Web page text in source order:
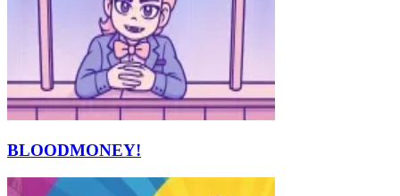
BLOODMONEY!